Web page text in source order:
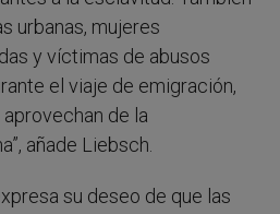
urbanas, mujeres
y víctimas de abusos
el viaje de emigración,
de la
añade Liebsch.
su deseo de que las